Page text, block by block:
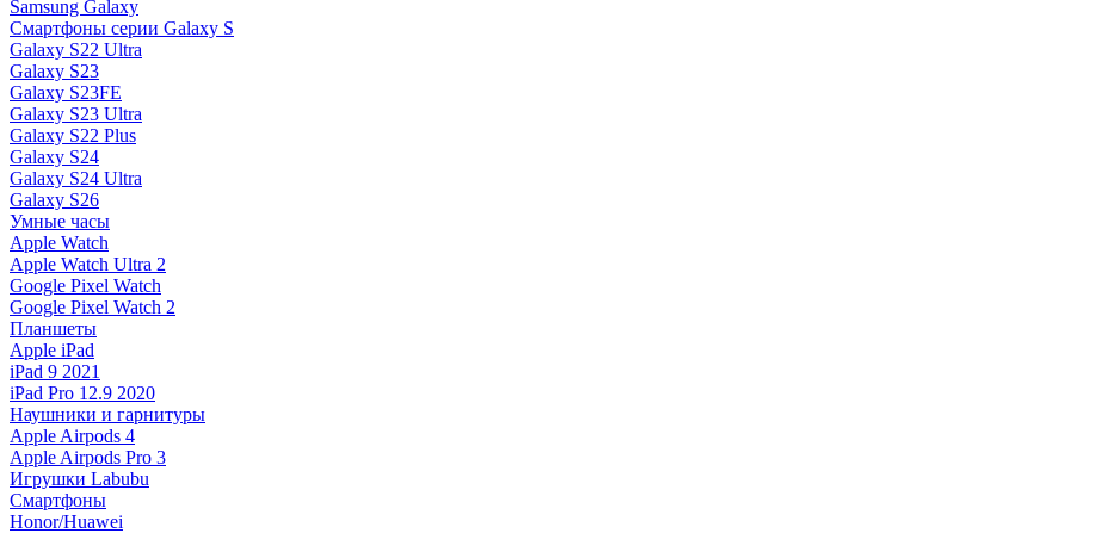
Samsung Galaxy
Смартфоны серии Galaxy S
Galaxy S22 Ultra
Galaxy S23
Galaxy S23FE
Galaxy S23 Ultra
Galaxy S22 Plus
Galaxy S24
Galaxy S24 Ultra
Galaxy S26
Умные часы
Apple Watch
Apple Watch Ultra 2
Google Pixel Watch
Google Pixel Watch 2
Планшеты
Apple iPad
iPad 9 2021
iPad Pro 12.9 2020
Наушники и гарнитуры
Apple Airpods 4
Apple Airpods Pro 3
Игрушки Labubu
Смартфоны
Honor/Huawei